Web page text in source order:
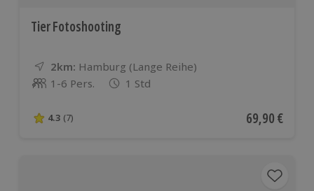
Tier Fotoshooting
2km: Entfernung
Standort
Hamburg (Lange Reihe)
Anzahl der Teilnehmer
1-6 Pers. 1 Std
4.3 von 5 Sternen basierend auf 7 Bewertungen
4.3 (7) Aktueller
69,90 €